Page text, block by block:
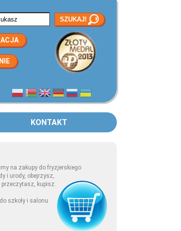
wyszukiwania
KONTAKT
na zakupy do fryzjerskiego
i urody, obejrzysz,
przeczytasz, kupisz.
szkoły i salonu